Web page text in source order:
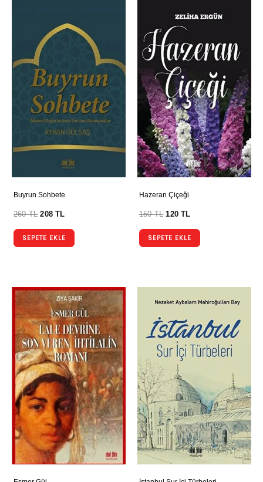
Buyrun Sohbete
260TL 208TL
SEPETE EKLE
Hazeran Çiçeği
150TL 120TL
SEPETE EKLE